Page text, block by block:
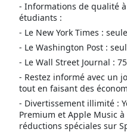
- Informations de qualité
étudiants :
- Le New York Times :
- Le Washington Post :
- Le Wall Street Journal :
- Restez informé avec un
tout en faisant des
- Divertissement illimité :
Premium et Apple Music
réductions spéciales sur